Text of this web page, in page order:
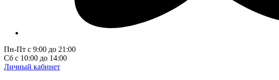
Пн-Пт с 9:00 до 21:00
Сб с 10:00 до 14:00
Личный кабинет